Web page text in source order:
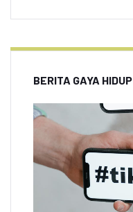
BERITA GAYA HIDUP